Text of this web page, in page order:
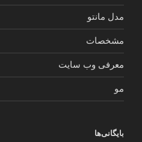
مدل مانتو
مشخصات
معرفی وب سایت
مو
بایگانی‌ها